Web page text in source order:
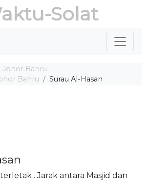
Solat
Johor Bahru
Bahru
Surau Al-Hasan
. Jarak antara Masjid dan